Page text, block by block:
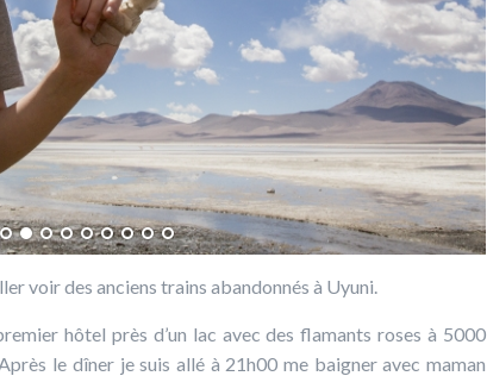
voir des anciens trains abandonnés à Uyuni.
hôtel près d’un lac avec des flamants roses à 5000
le dîner je suis allé à 21h00 me baigner avec maman